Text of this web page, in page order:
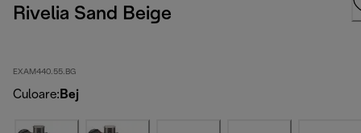
Rivelia Sand Beige
EXAM440.55.BG
Culoare: Bej